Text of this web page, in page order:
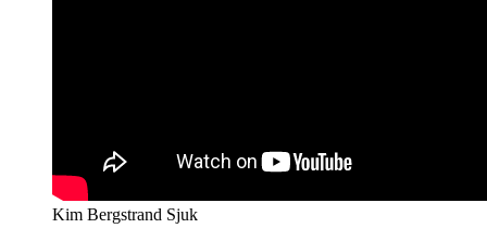
Kim Bergstrand Sjuk